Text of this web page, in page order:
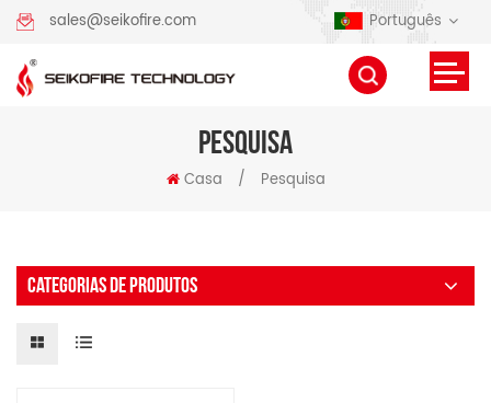
sales@seikofire.com Português
PESQUISA
Casa / Pesquisa
CATEGORIAS DE PRODUTOS